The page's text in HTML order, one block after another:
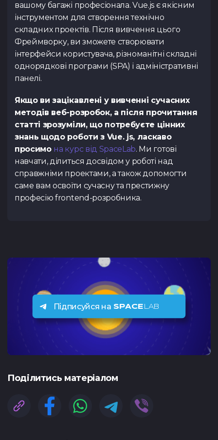
вашому багажі професіонала. Vue.js є якісним
інструментом для створення технічно
складних проектів. Після вивчення цього
Фреймворку, ви зможете створювати
інтерфейси користувача, різноманітні складні
однорядкові програми (SPA) і адміністративні
панелі.
Якщо ви зацікавлені у вивченні сучасних
методів веб-розробок, а після прочитання
статті зрозуміли, що потребуєте цінних
знань щодо роботи з Vue. js, ласкаво
просимо на курс від SpaceLab. Ми готові
навчати, ділиться досвідом у роботі над
справжніми проектами, а також допомогти
саме вам освоїти сучасну та престижну
професію frontend-розробника.
Підписуйся на SPACE LAB
Подiлитись матеріалом